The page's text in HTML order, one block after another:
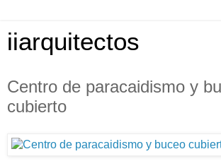
iiarquitectos
Centro de paracaidismo y
cubierto